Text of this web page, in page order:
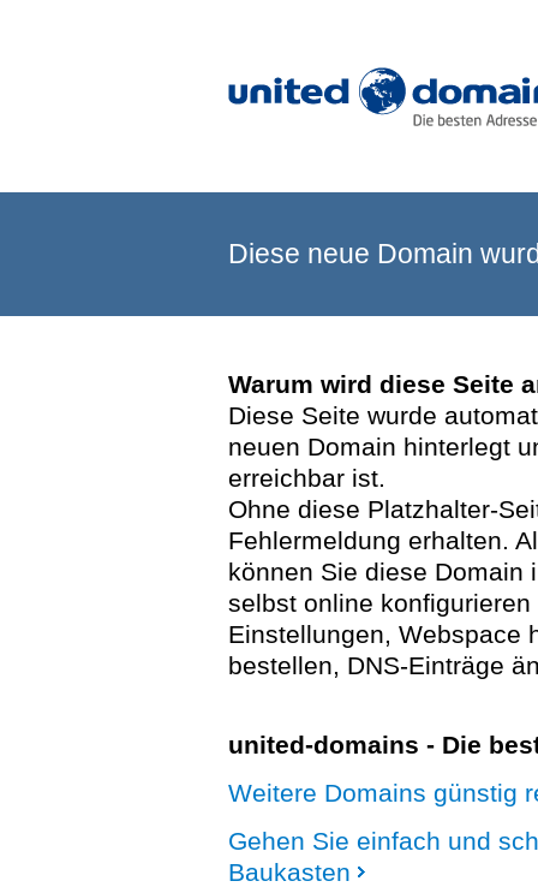
Diese neue Domain
Warum wird diese Seite
Diese Seite wurde
neuen Domain hinterlegt
erreichbar ist.
Ohne diese Platzhalter-
Fehlermeldung erhalten.
können Sie diese Domain
selbst online
Einstellungen, Webspace
bestellen, DNS-Einträge
united-domains - Die
Weitere Domains günstig
Gehen Sie einfach und
Baukasten